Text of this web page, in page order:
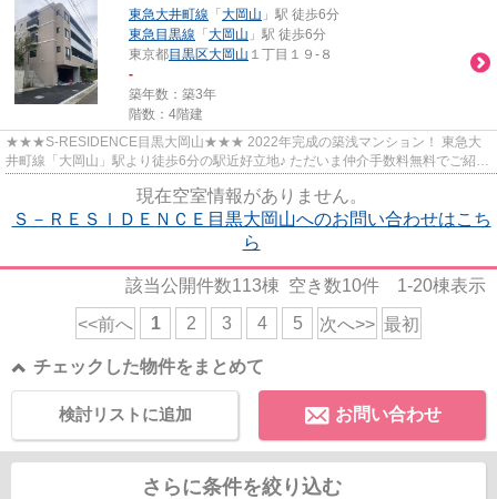
東急大井町線 「 大岡山 」駅 徒歩6分
東急目黒線 「 大岡山 」駅 徒歩6分
東京都目黒区大岡山 １丁目１９-８
-
築年数：築3年
階数：4階建
★★★S-RESIDENCE目黒大岡山★★★ 2022年完成の築浅マンション！ 東急大
井町線「大岡山」駅より徒歩6分の駅近好立地♪ ただいま仲介手数料無料でご紹介
現在空室情報がありません。
Ｓ－ＲＥＳＩＤＥＮＣＥ目黒大岡山へのお問い合わせはこち
ら
該当公開件数113棟 空き数10件 1-20棟表示
<<前へ 1 2 3 4 5 次へ>> 最初
チェックした物件をまとめて
お問い合わせ
検討リストに追加
さらに条件を絞り込む